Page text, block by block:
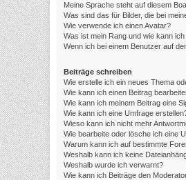
Meine Sprache steht auf diesem
Was sind das für Bilder, die bei
Wie verwende ich einen Avatar?
Was ist mein Rang und wie kann
Wenn ich bei einem Benutzer auf
Beiträge schreiben
Wie erstelle ich ein neues Thema
Wie kann ich einen Beitrag
Wie kann ich meinem Beitrag eine
Wie kann ich eine Umfrage
Wieso kann ich nicht mehr
Wie bearbeite oder lösche ich eine
Warum kann ich auf bestimmte
Weshalb kann ich keine
Weshalb wurde ich verwarnt?
Wie kann ich Beiträge den